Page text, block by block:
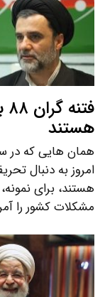
هستند
امروز به دنبال
هستند، برای
مشکلات کشور را